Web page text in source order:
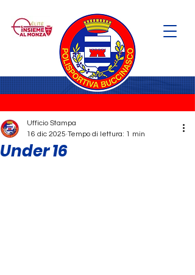
Under 16
Ufficio Stampa
16 dic 2025 Tempo di lettura: 1 min